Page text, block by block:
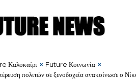
Καλοκαίρι
Future Κοινωνία
πολιτών σε ξενοδοχεία ανακοίνωσε ο